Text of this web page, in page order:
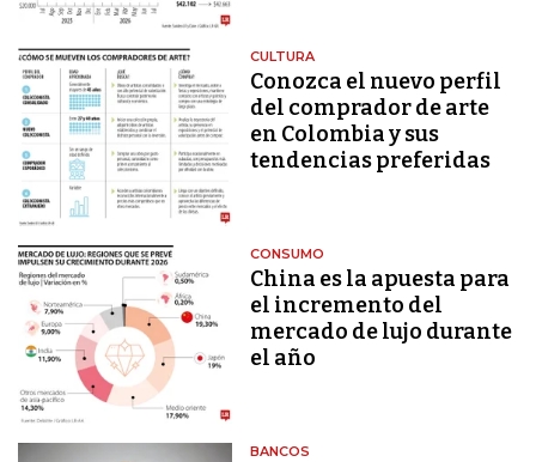
CULTURA
Conozca el nuevo perfil
del comprador de arte
en Colombia y sus
tendencias preferidas
CONSUMO
China es la apuesta para
el incremento del
mercado de lujo durante
el año
BANCOS